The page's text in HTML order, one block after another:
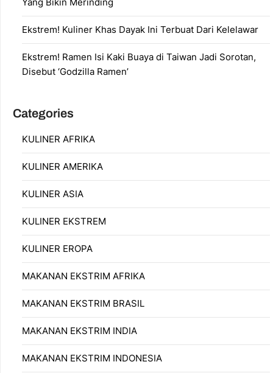
Ekstrem! Kuliner Khas Dayak Ini Terbuat Dari Kelelawar
Ekstrem! Ramen Isi Kaki Buaya di Taiwan Jadi Sorotan,
Disebut ‘Godzilla Ramen’
Categories
KULINER AFRIKA
KULINER AMERIKA
KULINER ASIA
KULINER EKSTREM
KULINER EROPA
MAKANAN EKSTRIM AFRIKA
MAKANAN EKSTRIM BRASIL
MAKANAN EKSTRIM INDIA
MAKANAN EKSTRIM INDONESIA